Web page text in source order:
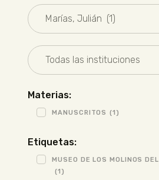
Materias:
MANUSCRITOS (1)
Etiquetas:
MUSEO DE LOS MOLINOS
(1)